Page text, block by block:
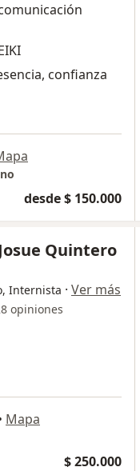
confianza
desde $ 150.000
Quintero
Internista · Ver más
opiniones
Mapa
$ 250.000